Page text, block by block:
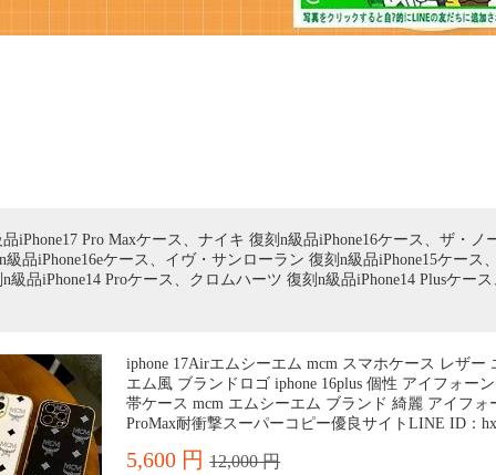
iPhone17 Pro Maxケース、ナイキ 復刻n級品iPhone16ケース、ザ・ノ
品iPhone16eケース、イヴ・サンローラン 復刻n級品iPhone15ケース
品iPhone14 Proケース、クロムハーツ 復刻n級品iPhone14 Plusケー
iphone 17Airエムシーエム mcm スマホケース レザー
エム風 ブランドロゴ iphone 16plus 個性 アイフォー
帯ケース mcm エムシーエム ブランド 綺麗 アイフォ
ProMax耐衝撃スーパーコピー優良サイトLINE ID：
5,600 円12,000 円